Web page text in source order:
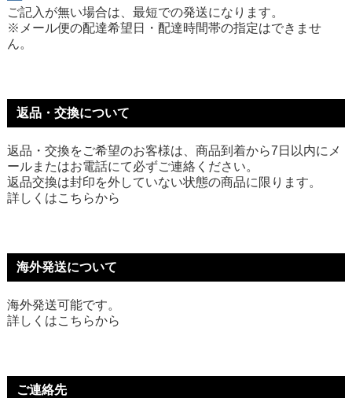
ご記入が無い場合は、最短での発送になります。
※メール便の配達希望日・配達時間帯の指定はできませ
ん。
返品・交換について
返品・交換をご希望のお客様は、商品到着から7日以内にメ
ールまたはお電話にて必ずご連絡ください。
返品交換は封印を外していない状態の商品に限ります。
詳しくはこちらから
海外発送について
海外発送可能です。
詳しくはこちらから
ご連絡先